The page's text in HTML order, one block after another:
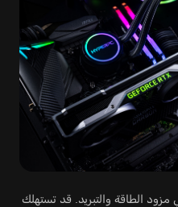
الطاقة والتبريد. قد تستهلك